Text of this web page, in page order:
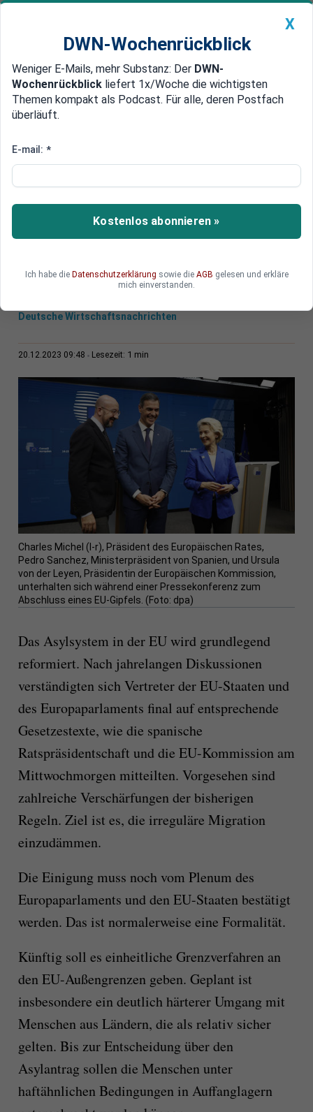
Newsticker MEIN DWN: Geldanlage Premium
Edelmetalle DWN-Magazin China
EU verkündet Durchbruch in
Seit Jahren ist die Begrenzung der irregulären
Migration das große Streitthema in Brüssel. Um
eine Reform des Asylsystems wurde heftig
Deutsche Wirtschaftsnachrichten
20.12.2023 09:48 Lesezeit: 1 min
Charles Michel (l-r), Präsident des Europäischen Rates,
Pedro Sanchez, Ministerpräsident von Spanien, und Ursula
von der Leyen, Präsidentin der Europäischen Kommission,
unterhalten sich während einer Pressekonferenz zum
Abschluss eines EU-Gipfels. (Foto: dpa)
Das Asylsystem in der EU wird grundlegend
reformiert. Nach jahrelangen Diskussionen
verständigten sich Vertreter der EU-Staaten und
des Europaparlaments final auf entsprechende
Gesetzestexte, wie die spanische
Ratspräsidentschaft und die EU-Kommission am
Mittwochmorgen mitteilten. Vorgesehen sind
zahlreiche Verschärfungen der bisherigen
Regeln. Ziel ist es, die irreguläre Migration
einzudämmen.
Die Einigung muss noch vom Plenum des
Europaparlaments und den EU-Staaten bestätigt
werden. Das ist normalerweise eine Formalität.
Künftig soll es einheitliche Grenzverfahren an
den EU-Außengrenzen geben. Geplant ist
insbesondere ein deutlich härterer Umgang mit
Menschen aus Ländern, die als relativ sicher
gelten. Bis zur Entscheidung über den
Asylantrag sollen die Menschen unter
haftähnlichen Bedingungen in Auffanglagern
X
DWN-Wochenrückblick
Weniger E-Mails, mehr Substanz: Der DWN-
Wochenrückblick liefert 1x/Woche die wichtigsten
Themen kompakt als Podcast. Für alle, deren Postfach
überläuft.
E-mail: *
Kostenlos abonnieren »
Ich habe die Datenschutzerklärung sowie die AGB gelesen und erkläre
mich einverstanden.